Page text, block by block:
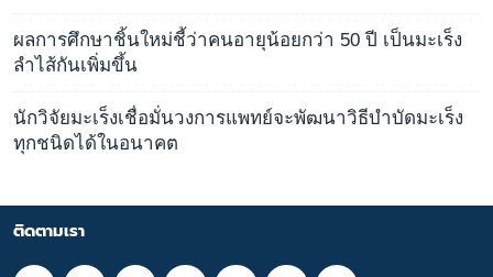
ผลการศึกษาชิ้นใหม่ชี้ว่าคนอายุน้อยกว่า 50 ปี เป็นมะเร็ง
ลำไส้กันเพิ่มขึ้น
นักวิจัยมะเร็งเชื่อมั่นวงการแพทย์จะพัฒนาวิธีบำบัดมะเร็ง
ทุกชนิดได้ในอนาคต
ติดตามเรา